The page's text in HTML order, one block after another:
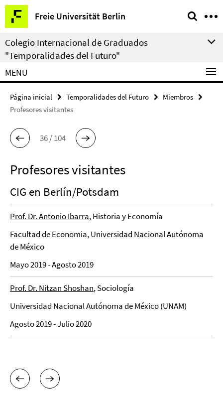
Springe
direkt
zu
Inhalt
Freie Universität Berlin
Herramientas
de
navegación
Colegio Internacional de Graduados
"Temporalidades del Futuro"
MENU
Página inicial Temporalidades del Futuro
Miembros
Profesores visitantes
36 / 104
Profesores visitantes
CIG en Berlín/Potsdam
Prof. Dr. Antonio Ibarra, Historia y Economía
Facultad de Economia, Universidad Nacional Autónoma
de México
Mayo 2019 - Agosto 2019
Prof. Dr. Nitzan Shoshan, Sociología
Universidad Nacional Autónoma de México (UNAM)
Agosto 2019 - Julio 2020